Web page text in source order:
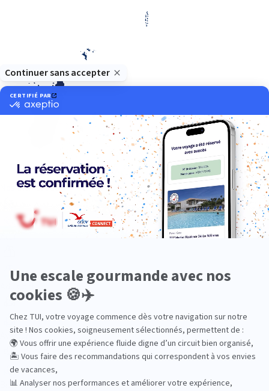
Océan Indien
Nos thématiques
Aventure
Bien-être